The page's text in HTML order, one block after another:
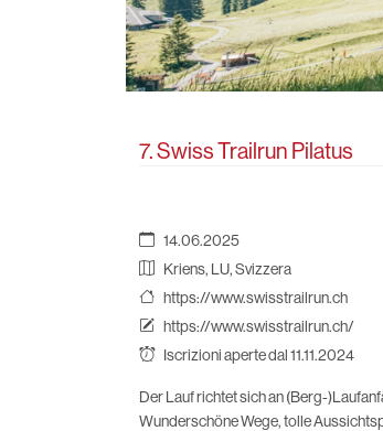
7. Swiss Trailrun Pilatus
14.06.2025
Kriens, LU, Svizzera
https://www.swisstrailrun.ch
https://www.swisstrailrun.ch/
Iscrizioni aperte dal 11.11.2024
Der Lauf richtet sich an (Berg-
Wunderschöne Wege, tolle